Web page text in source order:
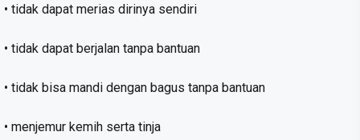
• tidak dapat merias dirinya sendiri
• tidak dapat berjalan tanpa bantuan
• tidak bisa mandi dengan bagus tanpa bantuan
• menjemur kemih serta tinja